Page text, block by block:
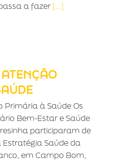
a fazer [...]
Primária à Saúde Os
Bem-Estar e Saúde
participaram de
Saúde da
em Campo Bom,